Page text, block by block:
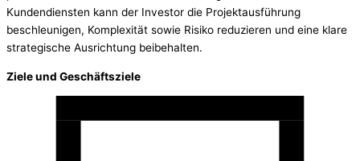
Kundendiensten kann der Investor die Projektausführung
beschleunigen, Komplexität sowie Risiko reduzieren und eine klare
strategische Ausrichtung beibehalten.
Ziele und Geschäftsziele